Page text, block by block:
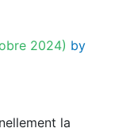
2024) by
la